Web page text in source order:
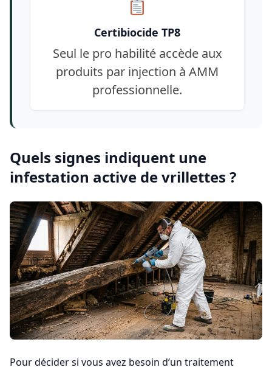
Certibiocide TP8
Seul le pro habilité accède aux
produits par injection à AMM
professionnelle.
Quels signes indiquent une
infestation active de vrillettes ?
Pour décider si vous avez besoin d’un traitement